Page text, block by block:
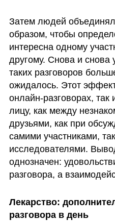
Затем людей
образом, чтобы
интересна одному
другому. Снова и снова
таких разговоров
ожидалось. Этот
онлайн-разговорах,
лицу, как между
друзьями, как при
самими участниками,
исследователями.
однозначен:
разговора, а
Лекарство:
разговора в день